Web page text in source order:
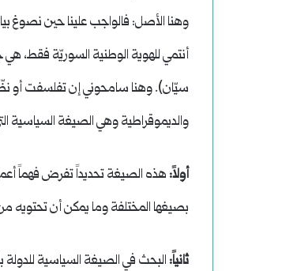
وهنا الأصل: فالواجب علينا حين نصوغ
أنتمي للهوية الوطنية السوريّة فقط،
سيّان). وهنا سامحوني إن تفلسفت أو
والديموقراطية وهي الصيغة السياسية
أولاً:هذه الصيغة تحديداً تفرض فهماً أعمق
بصيغها المختلفة وما يمكن أن تحتويه
ثانياً:البحث في الصيغة السياسية